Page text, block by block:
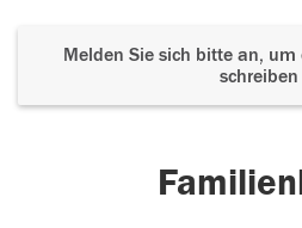
Melden Sie sich bitte an, um
schreiben